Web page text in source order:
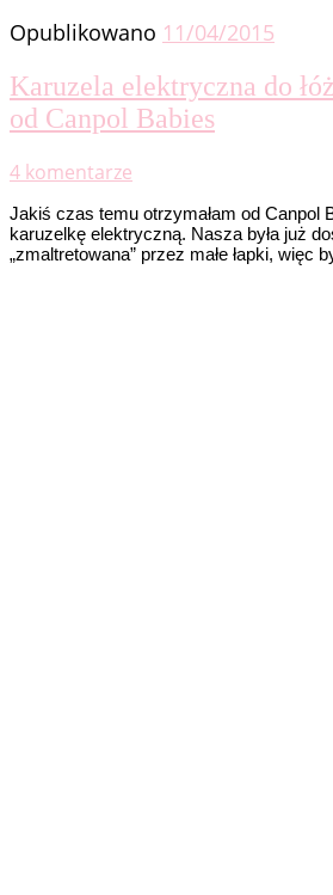
Opublikowano 11/04/2015
Karuzela elektryczna do
od Canpol Babies
4 komentarze
Jakiś czas temu otrzymałam od Canpol
karuzelkę elektryczną. Nasza była już
„zmaltretowana” przez małe łapki, więc